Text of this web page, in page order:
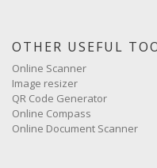
OTHER USEFUL
Online Scanner
Image resizer
QR Code Generator
Online Compass
Online Document Scanner